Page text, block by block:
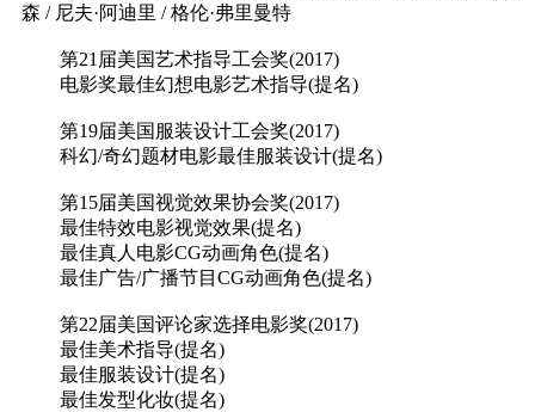
森 / 尼夫·阿迪里 / 格伦·弗里曼特
第21届美国艺术指导工会奖(2017)
电影奖最佳幻想电影艺术指导(提名)
第19届美国服装设计工会奖(2017)
科幻/奇幻题材电影最佳服装设计(提名)
第15届美国视觉效果协会奖(2017)
最佳特效电影视觉效果(提名)
最佳真人电影CG动画角色(提名)
最佳广告/广播节目CG动画角色(提名)
第22届美国评论家选择电影奖(2017)
最佳美术指导(提名)
最佳服装设计(提名)
最佳发型化妆(提名)